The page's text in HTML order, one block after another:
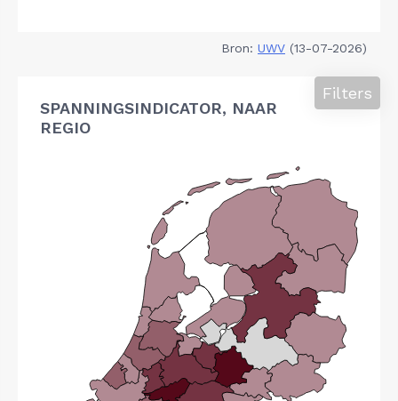
Bron: UWV (13-07-2026)
SPANNINGSINDICATOR, NAAR
REGIO
Filters